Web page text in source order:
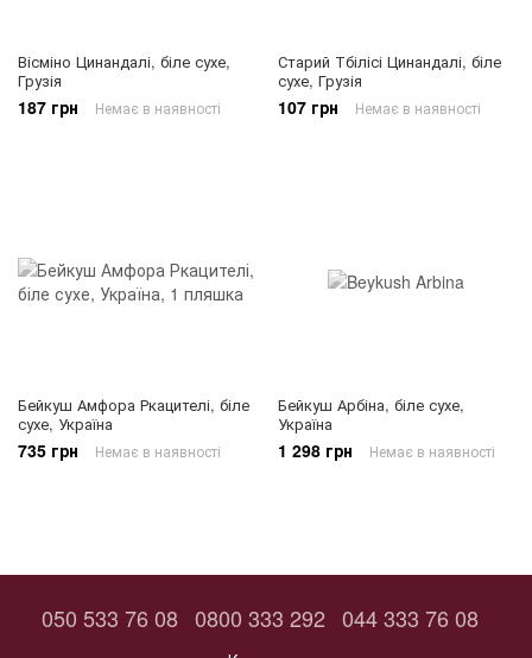
Вісміно Цинандалі, біле сухе,
Грузія
187 грн Немає в наявності
Старий Тбілісі Цинандалі, біле
сухе, Грузія
107 грн Немає в наявності
Бейкуш Амфора Ркацителі, біле
сухе, Україна
735 грн Немає в наявності
Бейкуш Арбіна, біле сухе,
Україна
1 298 грн Немає в наявності
050 533 76 08 0800 333 292 044 333 76 08